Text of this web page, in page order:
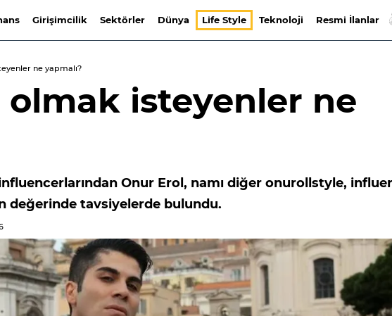
Girişimcilik Sektörler Dünya Life Style Teknoloji Resmi İlanlar
ne yapmalı?
isteyenler ne
Onur Erol, namı diğer onurollstyle,
değerinde tavsiyelerde bulundu.